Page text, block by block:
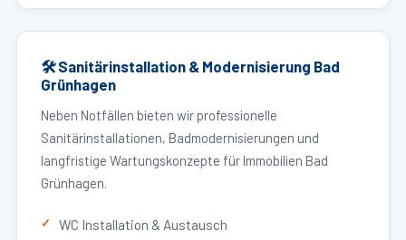
🛠 Sanitärinstallation & Modernisierung Bad
Grünhagen
Neben Notfällen bieten wir professionelle
Sanitärinstallationen, Badmodernisierungen und
langfristige Wartungskonzepte für Immobilien Bad
Grünhagen.
WC Installation & Austausch